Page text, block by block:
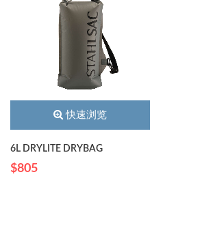
快速浏览
6L DRYLITE DRYBAG
$805